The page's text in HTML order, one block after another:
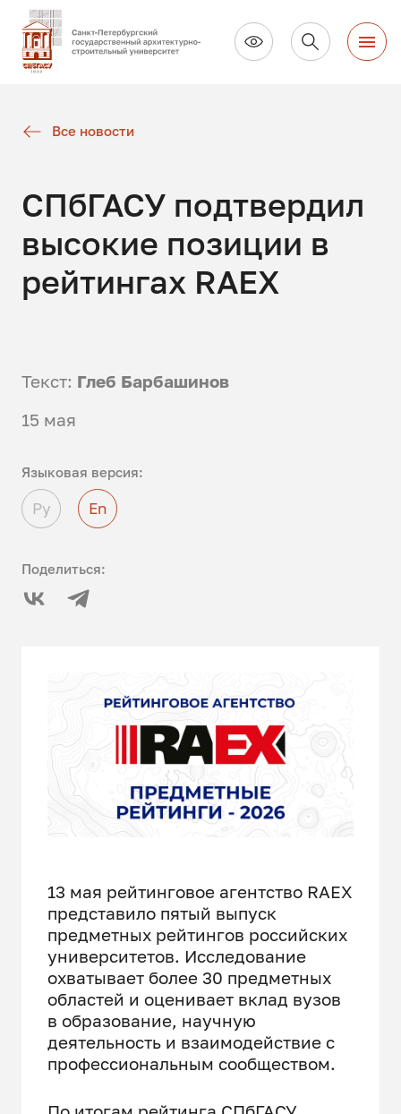
Все новости
СПбГАСУ подтвердил
высокие позиции в
рейтингах RAEX
Текст: Глеб Барбашинов
15 мая
Языковая версия:
Ру En
Поделиться:
13 мая рейтинговое агентство RAEX
представило пятый выпуск
предметных рейтингов российских
университетов. Исследование
охватывает более 30 предметных
областей и оценивает вклад вузов
в образование, научную
деятельность и взаимодействие с
профессиональным сообществом.